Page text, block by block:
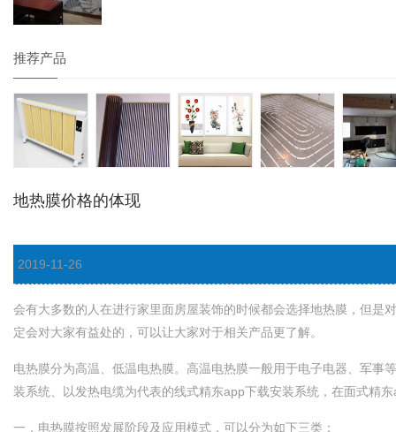
地热膜价格的体现
2019-11-26
会有大多数的人在进行家里面房屋装饰的时候都会选择地热膜，但是对
定会对大家有益处的，可以让大家对于相关产品更了解。
电热膜分为高温、低温电热膜。高温电热膜一般用于电子电器、军
装系统、以发热电缆为代表的线式精东app下载安装系统，在面
一，电热膜按照发展阶段及应用模式，可以分为如下三类：
推荐产品